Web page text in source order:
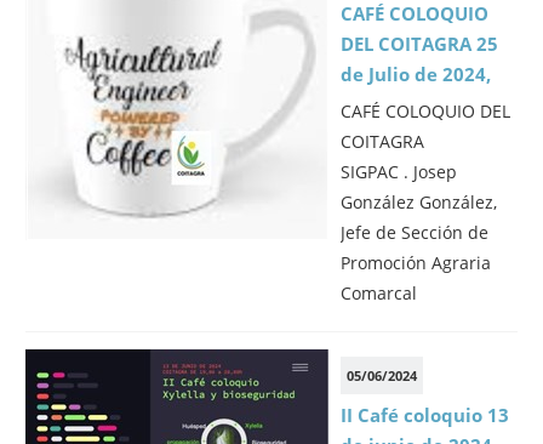
CAFÉ COLOQUIO
DEL COITAGRA 25
de Julio de 2024,
CAFÉ COLOQUIO DEL
COITAGRA
SIGPAC . Josep
González González,
Jefe de Sección de
Promoción Agraria
Comarcal
05/06/2024
II Café coloquio 13